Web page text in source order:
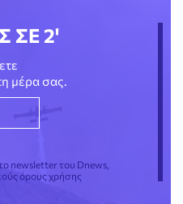
ΣΕ 2'
μέρα σας.
newsletter του Dnews,
όρους χρήσης